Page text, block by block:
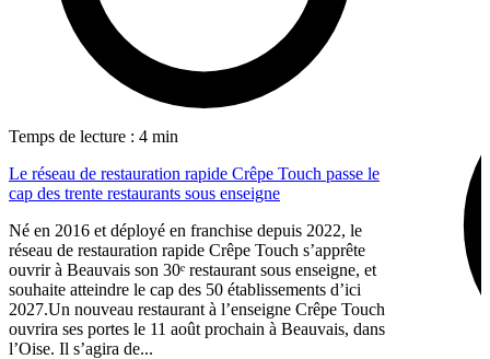
Temps de lecture : 4 min
Le réseau de restauration rapide Crêpe Touch passe le
cap des trente restaurants sous enseigne
Né en 2016 et déployé en franchise depuis 2022, le
réseau de restauration rapide Crêpe Touch s’apprête
ouvrir à Beauvais son 30ᵉ restaurant sous enseigne, et
souhaite atteindre le cap des 50 établissements d’ici
2027.Un nouveau restaurant à l’enseigne Crêpe Touch
ouvrira ses portes le 11 août prochain à Beauvais, dans
l’Oise. Il s’agira de...